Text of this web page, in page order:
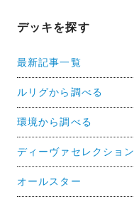
デッキを探す
最新記事一覧
ルリグから調べる
環境から調べる
ディーヴァセレクション
オールスター